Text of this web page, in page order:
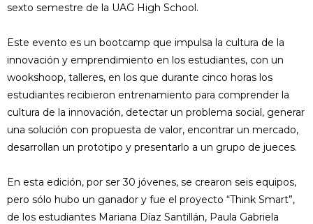
sexto semestre de la UAG High School.
Este evento es un bootcamp que impulsa la cultura de la
innovación y emprendimiento en los estudiantes, con un
wookshoop, talleres, en los que durante cinco horas los
estudiantes recibieron entrenamiento para comprender la
cultura de la innovación, detectar un problema social, generar
una solución con propuesta de valor, encontrar un mercado,
desarrollan un prototipo y presentarlo a un grupo de jueces.
En esta edición, por ser 30 jóvenes, se crearon seis equipos,
pero sólo hubo un ganador y fue el proyecto “Think Smart”,
de los estudiantes Mariana Díaz Santillán, Paula Gabriela